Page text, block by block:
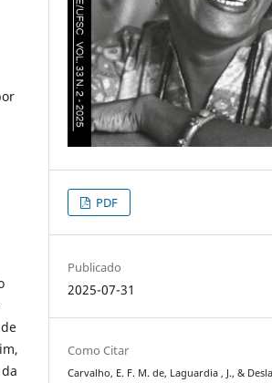
PDF
Publicado
2025-07-31
Como Citar
Carvalho, E. F. M. de, Laguardia , J., &